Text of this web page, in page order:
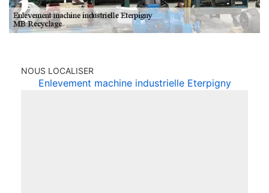
NOUS LOCALISER
Enlevement machine industrielle Eterpigny